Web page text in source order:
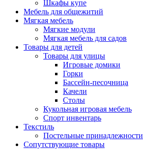
Шкафы купе
Мебель для общежитий
Мягкая мебель
Мягкие модули
Мягкая мебель для садов
Товары для детей
Товары для улицы
Игровые домики
Горки
Бассейн-песочница
Качели
Столы
Кукольная игровая мебель
Спорт инвентарь
Текстиль
Постельные принадлежности
Сопутствующие товары